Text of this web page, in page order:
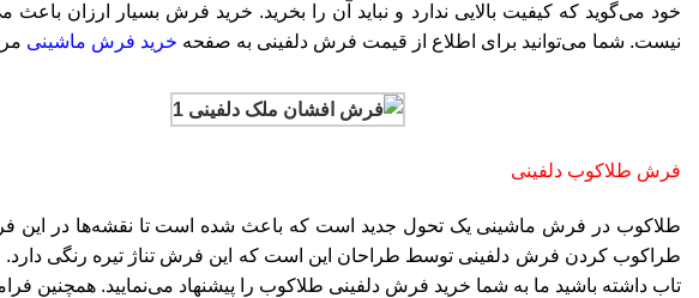
خود می‌گوید که کیفیت بالایی ندارد و نباید آن را بخرید. خرید فرش بسیار ارزان
نیست. شما می‌توانید برای اطلاع از قیمت فرش دلفینی به صفحه خرید فرش ماشینی
فرش طلاکوب دلفینی
طلاکوب در فرش ماشینی یک تحول جدید است که باعث شده است تا نقشه‌ها در این
طراکوب کردن فرش دلفینی توسط طراحان این است که این فرش تناژ تیره رنگی
تاب داشته باشید ما به شما خرید فرش دلفینی طلاکوب را پیشنهاد می‌نمایید.